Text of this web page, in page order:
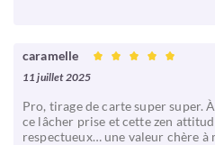
caramelle
11 juillet 2025
Pro, tirage de carte super super.
ce lâcher prise et cette zen
respectueux… une valeur chère